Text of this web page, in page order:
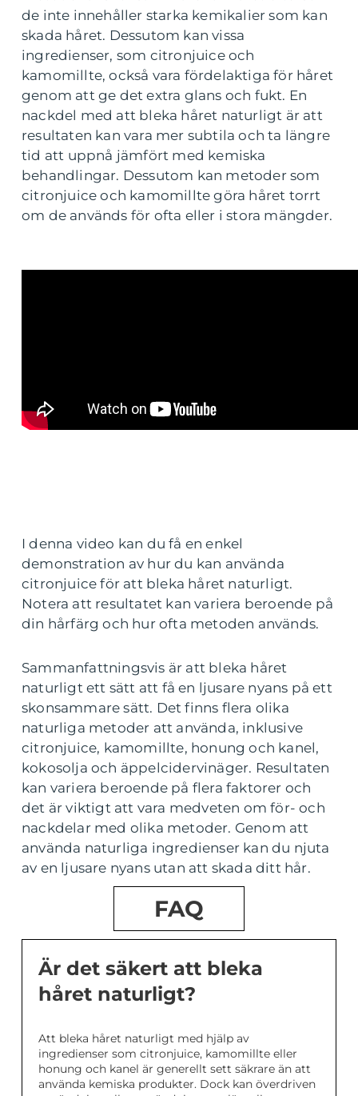
de inte innehåller starka kemikalier som kan
skada håret. Dessutom kan vissa
ingredienser, som citronjuice och
kamomillte, också vara fördelaktiga för håret
genom att ge det extra glans och fukt. En
nackdel med att bleka håret naturligt är att
resultaten kan vara mer subtila och ta längre
tid att uppnå jämfört med kemiska
behandlingar. Dessutom kan metoder som
citronjuice och kamomillte göra håret torrt
om de används för ofta eller i stora mängder.
I denna video kan du få en enkel
demonstration av hur du kan använda
citronjuice för att bleka håret naturligt.
Notera att resultatet kan variera beroende på
din hårfärg och hur ofta metoden används.
Sammanfattningsvis är att bleka håret
naturligt ett sätt att få en ljusare nyans på ett
skonsammare sätt. Det finns flera olika
naturliga metoder att använda, inklusive
citronjuice, kamomillte, honung och kanel,
kokosolja och äppelcidervinäger. Resultaten
kan variera beroende på flera faktorer och
det är viktigt att vara medveten om för- och
nackdelar med olika metoder. Genom att
använda naturliga ingredienser kan du njuta
av en ljusare nyans utan att skada ditt hår.
FAQ
Är det säkert att bleka
håret naturligt?
Att bleka håret naturligt med hjälp av
ingredienser som citronjuice, kamomillte eller
honung och kanel är generellt sett säkrare än att
använda kemiska produkter. Dock kan överdriven